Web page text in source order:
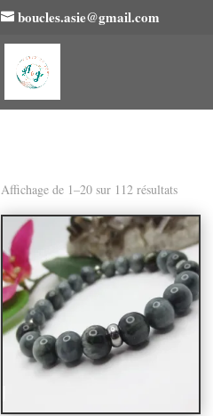
boucles.asie@gmail.com
Affichage de 1–20 sur 112 résultats